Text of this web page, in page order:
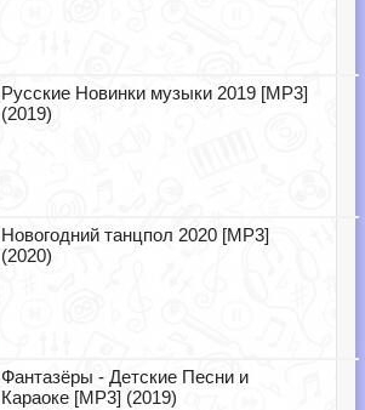
Русские Новинки музыки 2019 [MP3]
(2019)
Новогодний танцпол 2020 [MP3]
(2020)
Фантазёры - Детские Песни и
Караоке [MP3] (2019)